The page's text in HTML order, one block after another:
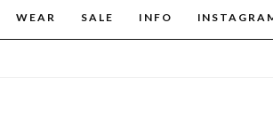
WEAR SALE INFO